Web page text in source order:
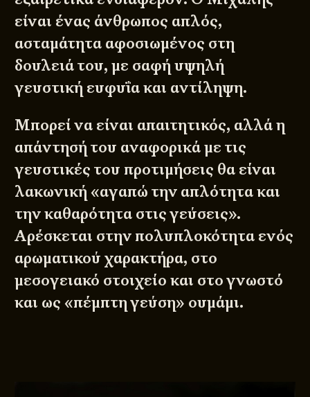
είναι ένας άνθρωπος απλός,
ασταμάτητα αφοσιωμένος στη
δουλειά του, με σαφή υψηλή
γευστική ευφυΐα και αντίληψη.
Μπορεί να είναι απαιτητικός, αλλά η
απάντησή του αναφορικά με τις
γευστικές του προτιμήσεις θα είναι
λακωνική «αγαπώ την απλότητα και
την καθαρότητα στις γεύσεις».
Αρέσκεται στην πολυπλοκότητα ενός
αρωματικού χαρακτήρα, στο
μεσογειακό στοιχείο και στο γνωστό
και ως «πέμπτη γεύση» ουμάμι.